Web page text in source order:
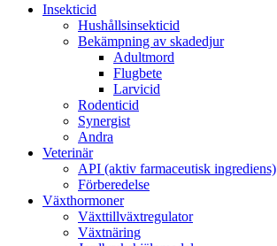
Insekticid
Hushållsinsekticid
Bekämpning av skadedjur
Adultmord
Flugbete
Larvicid
Rodenticid
Synergist
Andra
Veterinär
API (aktiv farmaceutisk ingrediens)
Förberedelse
Växthormoner
Växttillväxtregulator
Växtnäring